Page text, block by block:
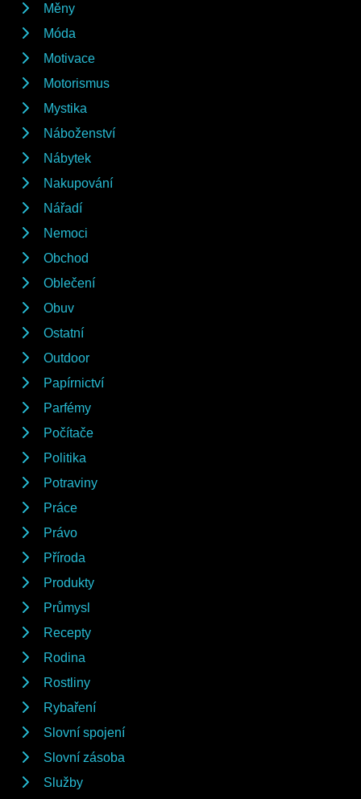
Měny
Móda
Motivace
Motorismus
Mystika
Náboženství
Nábytek
Nakupování
Nářadí
Nemoci
Obchod
Oblečení
Obuv
Ostatní
Outdoor
Papírnictví
Parfémy
Počítače
Politika
Potraviny
Práce
Právo
Příroda
Produkty
Průmysl
Recepty
Rodina
Rostliny
Rybaření
Slovní spojení
Slovní zásoba
Služby